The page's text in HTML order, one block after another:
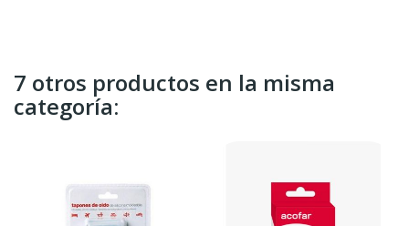
7 otros productos en la misma
categoría: